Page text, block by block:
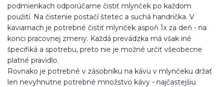
podmienkach odporúčame čistiť mlynček po každom
použití. Na čistenie postačí štetec a suchá handrička. V
kaviarnach je potrebné čistiť mlynček aspoň 1x za deň - na
konci pracovnej zmeny. Každá prevádzka má však iné
špecifiká a spotrebu, preto nie je možné určiť všeobecne
platné pravidlo.
Rovnako je potrebné v zásobníku na kávu v mlynčeku držať
len nevyhnutne potrebné množstvo kávy - najčastejšiu